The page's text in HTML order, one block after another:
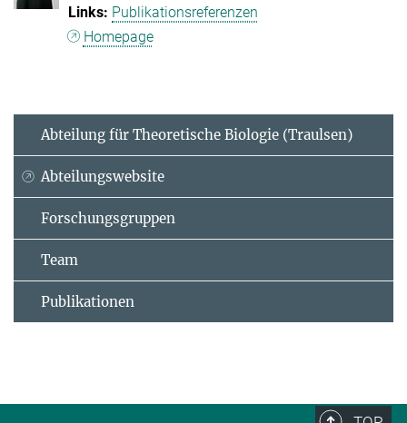
Publikationsreferenzen
Homepage
Abteilung für Theoretische Biologie (Traulsen)
Abteilungswebsite
Forschungsgruppen
Team
Publikationen